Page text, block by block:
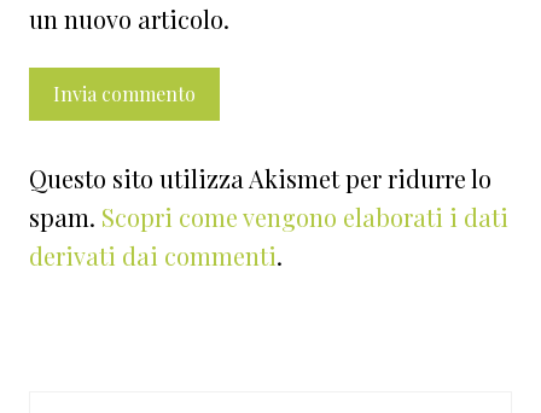
un nuovo articolo.
Questo sito utilizza Akismet per ridurre lo
spam. Scopri come vengono elaborati i dati
derivati dai commenti.